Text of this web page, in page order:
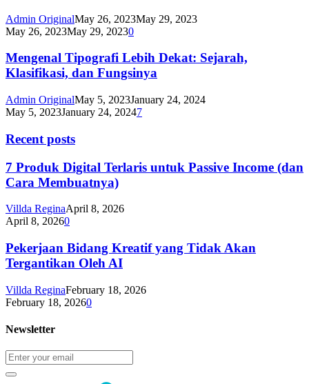
Admin OriginalMay 26, 2023May 29, 2023
May 26, 2023May 29, 20230
Mengenal Tipografi Lebih Dekat: Sejarah,
Klasifikasi, dan Fungsinya
Admin OriginalMay 5, 2023January 24, 2024
May 5, 2023January 24, 20247
Recent posts
7 Produk Digital Terlaris untuk Passive Income (dan
Cara Membuatnya)
Villda ReginaApril 8, 2026
April 8, 20260
Pekerjaan Bidang Kreatif yang Tidak Akan
Tergantikan Oleh AI
Villda ReginaFebruary 18, 2026
February 18, 20260
Newsletter